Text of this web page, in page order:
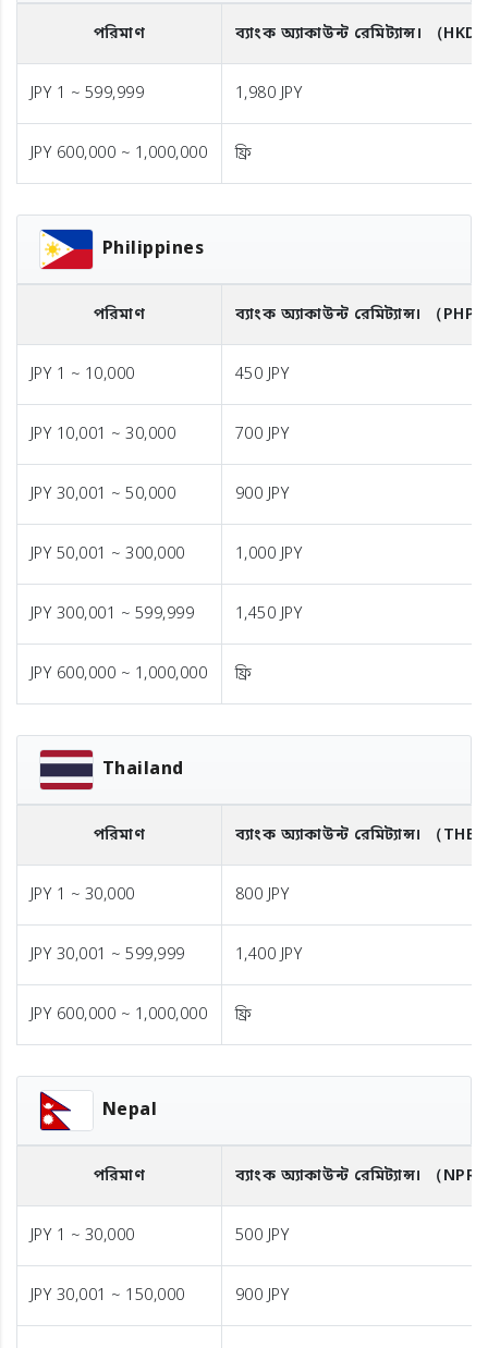
পরিমাণ ব্যাংক অ্যাকাউন্ট রেমিট্যান্স। （
JPY 1 ~ 599,999 1,980 JPY
JPY 600,000 ~ 1,000,000 ফ্রি
Philippines
পরিমাণ ব্যাংক অ্যাকাউন্ট রেমিট্যান্স। （PHP
JPY 1 ~ 10,000 450 JPY
JPY 10,001 ~ 30,000 700 JPY
JPY 30,001 ~ 50,000 900 JPY
JPY 50,001 ~ 300,000 1,000 JPY
JPY 300,001 ~ 599,999 1,450 JPY
JPY 600,000 ~ 1,000,000 ফ্রি
Thailand
পরিমাণ ব্যাংক অ্যাকাউন্ট রেমিট্যান্স। （THB
JPY 1 ~ 30,000 800 JPY
JPY 30,001 ~ 599,999 1,400 JPY
JPY 600,000 ~ 1,000,000 ফ্রি
Nepal
পরিমাণ ব্যাংক অ্যাকাউন্ট রেমিট্যান্স। （NPR
JPY 1 ~ 30,000 500 JPY
JPY 30,001 ~ 150,000 900 JPY